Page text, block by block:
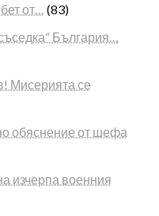
от… (83)
България…
Мисерията се
обяснение от шефа
изчерпа военния